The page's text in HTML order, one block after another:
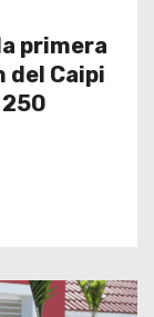
primera
del Caipi